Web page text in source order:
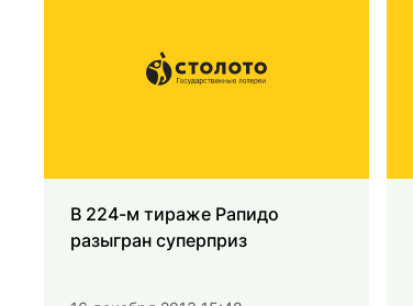
В 224-м тираже Рапидо
разыгран суперприз